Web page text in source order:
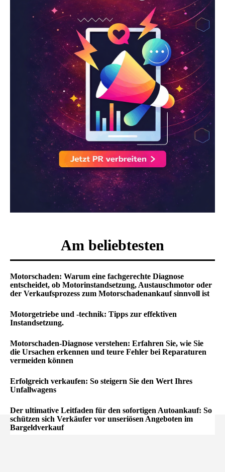
Am beliebtesten
Motorschaden: Warum eine fachgerechte Diagnose
entscheidet, ob Motorinstandsetzung, Austauschmotor oder
der Verkaufsprozess zum Motorschadenankauf sinnvoll ist
Motorgetriebe und -technik: Tipps zur effektiven
Instandsetzung.
Motorschaden-Diagnose verstehen: Erfahren Sie, wie Sie
die Ursachen erkennen und teure Fehler bei Reparaturen
vermeiden können
Erfolgreich verkaufen: So steigern Sie den Wert Ihres
Unfallwagens
Der ultimative Leitfaden für den sofortigen Autoankauf: So
schützen sich Verkäufer vor unseriösen Angeboten im
Bargeldverkauf